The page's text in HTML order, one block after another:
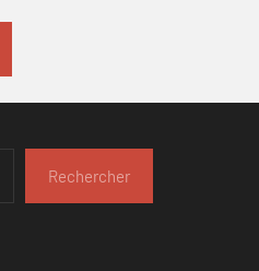
Rechercher